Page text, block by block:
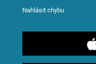
Nahlásit chybu